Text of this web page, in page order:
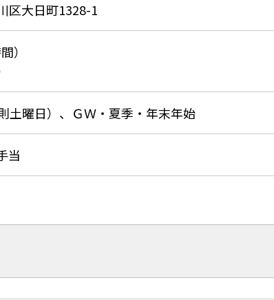
区大日町1328-1
）
土曜日）、ＧＷ・夏季・年末年始
当